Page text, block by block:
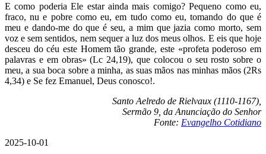
E como poderia Ele estar ainda mais comigo? Pequeno como eu,
fraco, nu e pobre como eu, em tudo como eu, tomando do que é
meu e dando-me do que é seu, a mim que jazia como morto, sem
voz e sem sentidos, nem sequer a luz dos meus olhos. E eis que hoje
desceu do céu este Homem tão grande, este «profeta poderoso em
palavras e em obras» (Lc 24,19), que colocou o seu rosto sobre o
meu, a sua boca sobre a minha, as suas mãos nas minhas mãos (2Rs
4,34) e Se fez Emanuel, Deus conosco!.
Santo Aelredo de Rielvaux (1110-1167),
Sermão 9, da Anunciação do Senhor
Fonte: Evangelho Cotidiano
2025-10-01